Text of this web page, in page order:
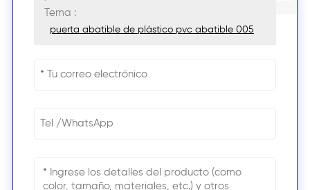
Tema :
puerta abatible de plástico pvc abatible 005